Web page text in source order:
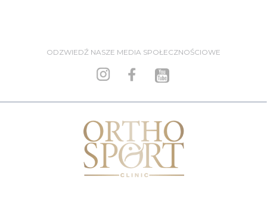
ODZWIEDŹ NASZE MEDIA SPOŁECZNOŚCIOWE